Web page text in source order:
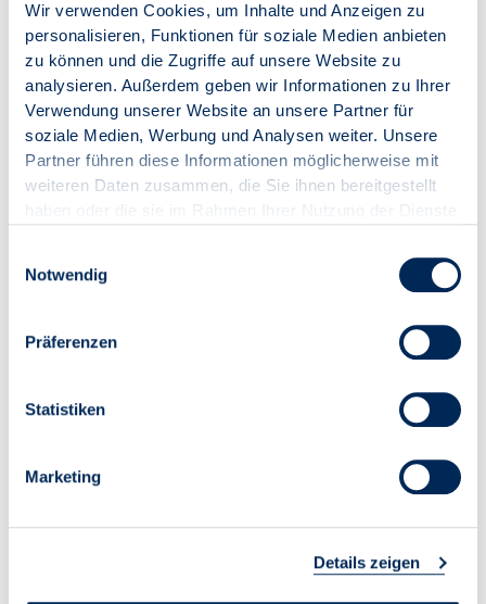
Wir verwenden Cookies, um Inhalte und Anzeigen zu
personalisieren, Funktionen für soziale Medien anbieten
zu können und die Zugriffe auf unsere Website zu
analysieren. Außerdem geben wir Informationen zu Ihrer
Verwendung unserer Website an unsere Partner für
soziale Medien, Werbung und Analysen weiter. Unsere
Partner führen diese Informationen möglicherweise mit
weiteren Daten zusammen, die Sie ihnen bereitgestellt
haben oder die sie im Rahmen Ihrer Nutzung der Dienste
Notwendig
Präferenzen
Statistiken
Marketing
Details zeigen
Austausch außerhalb der Finanzverwaltung ist als
Infrastruktur das Elektronische Gerichts- und
Verwaltungspostfach vorgesehen. Für den steuerlichen
Teil soll die Kommunikation über ELSTER organisiert
werden, mit dem Ziel, dass dieser Bereich spätestens
zum 1. Januar 2028 vollständig elektronisch
funktioniert.